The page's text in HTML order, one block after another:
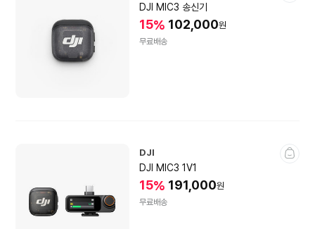
DJI MIC3 송신기
15% 102,000원
무료배송
DJI
DJI MIC3 1V1
15% 191,000원
무료배송